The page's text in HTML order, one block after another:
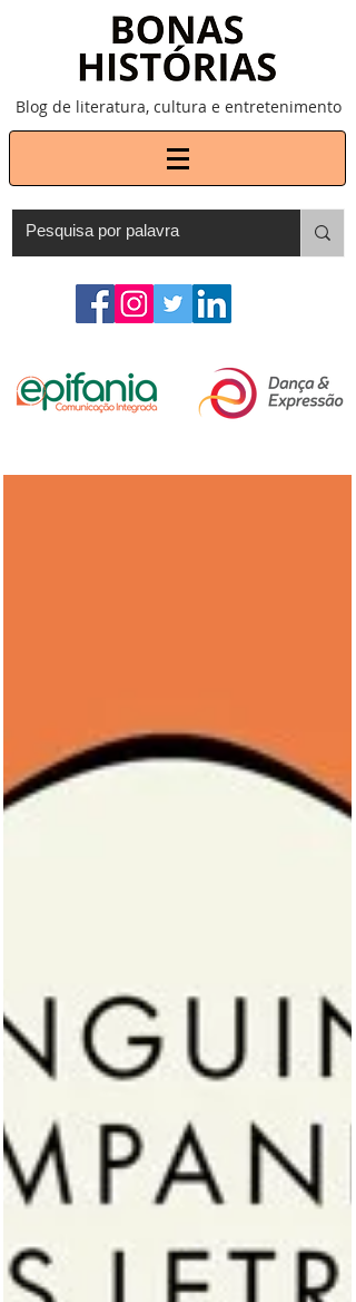
Blog de literatura, cultura e entretenimento